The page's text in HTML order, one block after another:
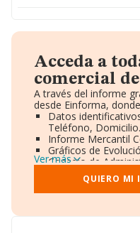
Acceda a
comercial
A través del informe
desde Einforma,
Datos
Teléfono, Domicilio.
Informe Mercantil
Gráficos de
Consejo de
Directivos y
Accionistas.
Participaciones y
Información oficial
Ver más
QUIERO MI